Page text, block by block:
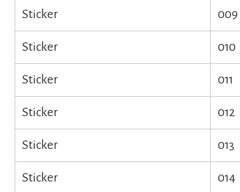
Sticker 009
Sticker 010
Sticker 011
Sticker 012
Sticker 013
Sticker 014